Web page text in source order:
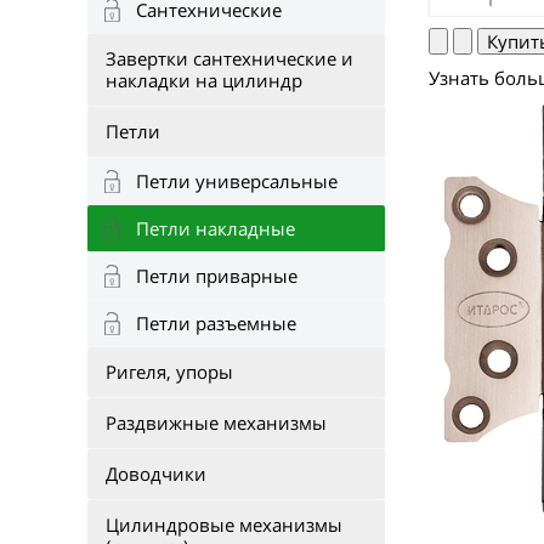
Сантехнические
Завертки сантехнические и
накладки на цилиндр
Петли
Петли универсальные
Петли накладные
Петли приварные
Петли разъемные
Ригеля, упоры
Раздвижные механизмы
Доводчики
Цилиндровые механизмы
Узнать